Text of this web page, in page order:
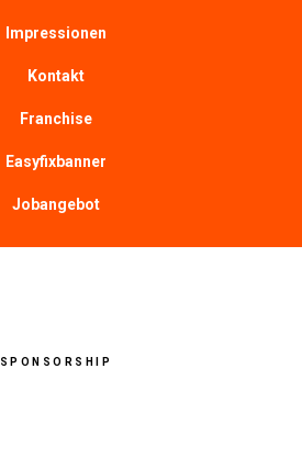
Impressionen
Kontakt
Franchise
Easyfixbanner
Jobangebot
SPONSORSHIP